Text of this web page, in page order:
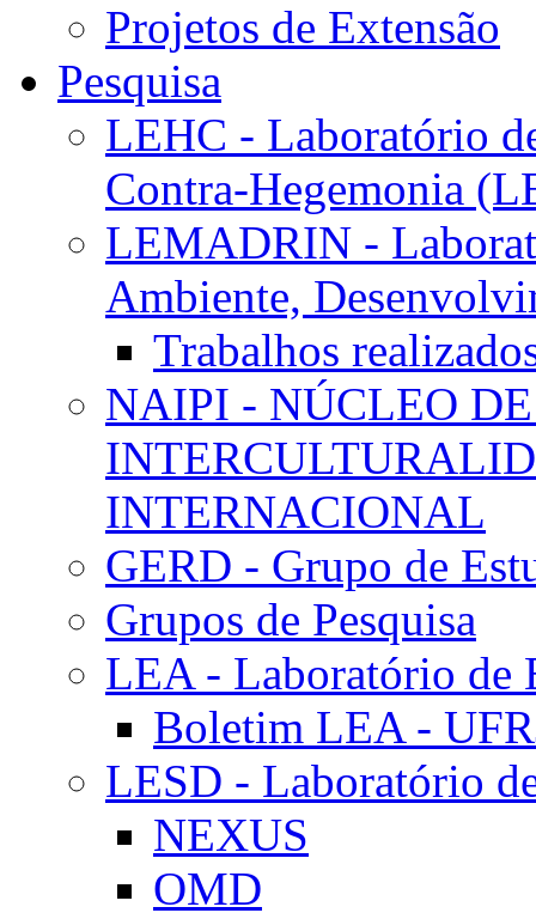
Projetos de Extensão
Pesquisa
LEHC - Laboratório
Contra-Hegemonia
LEMADRIN -
Ambiente,
Trabalhos
NAIPI - NÚCLEO
INTERNACIONAL
GERD - Grupo de
Grupos de Pesquisa
LEA - Laboratório de
Boletim LEA -
LESD - Laboratório
NEXUS
OMD